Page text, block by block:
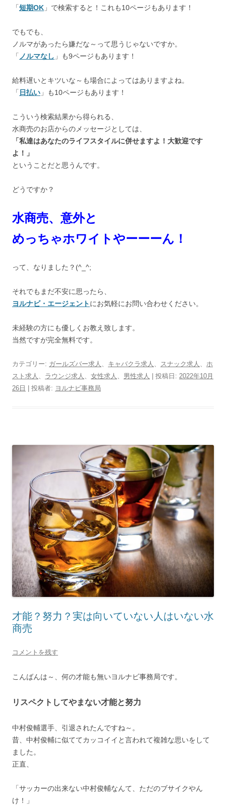
「短期OK 」で検索すると！これも10ページもあります！
でもでも、
ノルマがあったら嫌だな～って思うじゃないですか。
「 ノルマなし 」も9ページもあります！
給料遅いとキツいな～も場合によってはありますよね。
「 日払い 」も10ページもあります！
こういう検索結果から得られる、
水商売のお店からのメッセージとしては、
「私達はあなたのライフスタイルに併せますよ！大歓迎です
よ！」
ということだと思うんです。
どうですか？
水商売、意外と
めっちゃホワイトやーーーん！
って、なりました？(^_^;ゞ
それでもまだ不安に思ったら、
ヨルナビ・エージェントにお気軽にお問い合わせください。
未経験の方にも優しくお教え致します。
当然ですが完全無料です。
カテゴリー: ガールズバー求人 キャバクラ求人 スナック求人
ホ
スト求人
ラウンジ求人 女性求人 男性求人 | 投稿日: 2022年10月
26日
投稿者: ヨルナビ事務局
才能？努力？実は向いていない人はいない水
商売
コメントを残す
こんばんは～、何の才能も無いヨルナビ事務局です。
リスペクトしてやまない才能と努力
中村俊輔選手、引退されたんですね～。
昔、中村俊輔に似ててカッコイイと言われて複雑な思いをして
ました。
正直、
「サッカーの出来ない中村俊輔なんて、ただのブサイクやん
け！」